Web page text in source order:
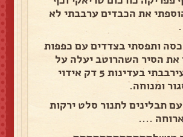
את הכבדים ערבבתי לא
ותפסתי בצדדים עם כפפות
את הסיר השהרוטב יעלה על
הכבד ועירבבתי בעדינות 5 דק אידוי
ומנוחה.
תבלינים לתנור סלט ירקות
....